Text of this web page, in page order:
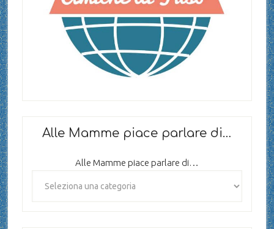
Alle Mamme piace parlare di…
Alle Mamme piace parlare di…